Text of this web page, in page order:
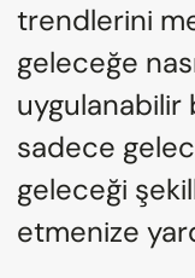
trendlerini
geleceğe
uygulanabilir
sadece
geleceği
etmenize